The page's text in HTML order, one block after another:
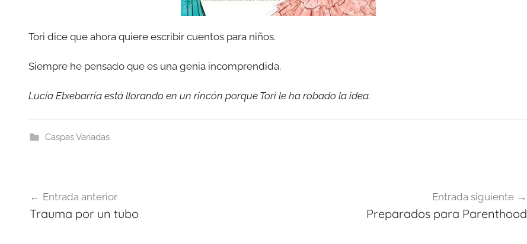
Tori dice que ahora quiere escribir cuentos para niños.
Siempre he pensado que es una genia incomprendida.
Lucía Etxebarría está llorando en un rincón porque Tori le ha robado la idea.
Caspas Variadas
de
entradas
Entrada anterior
Trauma por un tubo
Entrada siguiente
Preparados para Parenthood